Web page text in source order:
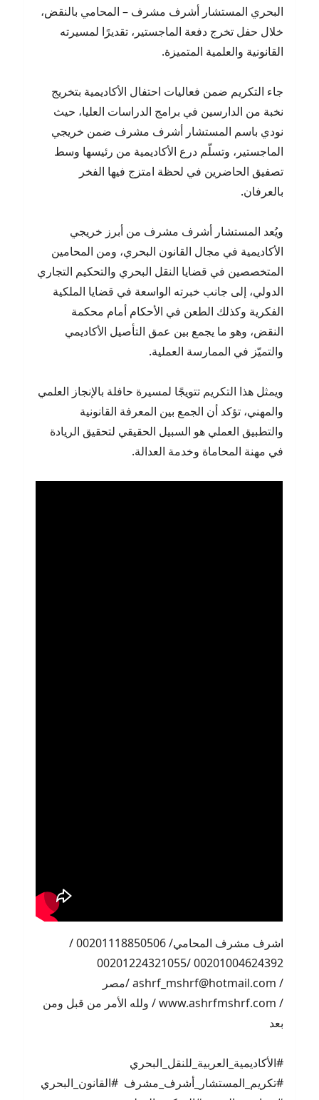
البحري المستشار أشرف مشرف – المحامي بالنقض،
خلال حفل تخرج دفعة الماجستير، تقديرًا لمسيرته
القانونية والعلمية المتميزة.
جاء التكريم ضمن فعاليات احتفال الأكاديمية بتخريج
نخبة من الدارسين في برامج الدراسات العليا، حيث
نودي باسم المستشار أشرف مشرف ضمن خريجي
الماجستير، وتسلّم درع الأكاديمية من رئيسها وسط
تصفيق الحاضرين في لحظة امتزج فيها الفخر
بالعرفان.
ويُعد المستشار أشرف مشرف من أبرز خريجي
الأكاديمية في مجال القانون البحري، ومن المحامين
المتخصصين في قضايا النقل البحري والتحكيم التجاري
الدولي، إلى جانب خبرته الواسعة في قضايا الملكية
الفكرية وكذلك الطعن في الأحكام أمام محكمة
النقض، وهو ما يجمع بين عمق التأصيل الأكاديمي
والتميّز في الممارسة العملية.
ويمثل هذا التكريم تتويجًا لمسيرة حافلة بالإنجاز العلمي
والمهني، تؤكد أن الجمع بين المعرفة القانونية
والتطبيق العملي هو السبيل الحقيقي لتحقيق الريادة
في مهنة المحاماة وخدمة العدالة.
اشرف مشرف المحامي/ 00201118850506 /
00201004624392 /00201224321055
/ ashrf_mshrf@hotmail.com /مصر
/ www.ashrfmshrf.com / ولله الأمر من قبل ومن
بعد
#الأكاديمية_العربية_للنقل_البحري
#تكريم_المستشار_أشرف_مشرف #القانون_البحري